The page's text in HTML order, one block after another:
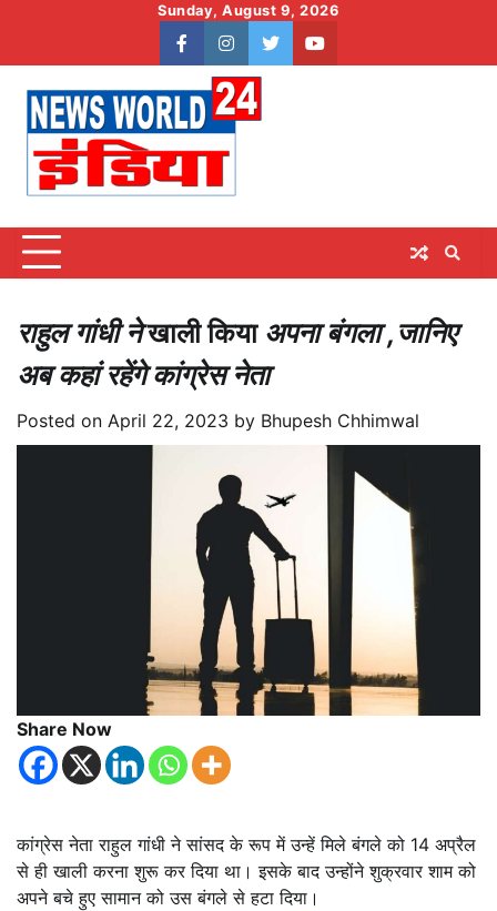
content
Sunday, August 9, 2026
facebookinstagram
twitteryoutube
राहुल गांधी नेखाली किया अपना बंगला ,जानिए
अब कहां रहेंगे कांग्रेस नेता
Posted on April 22, 2023 by Bhupesh Chhimwal
Share Now
कांग्रेस नेता राहुल गांधी ने सांसद के रूप में उन्हें मिले बंगले को 14 अप्रैल
से ही खाली करना शुरू कर दिया था। इसके बाद उन्होंने शुक्रवार शाम को
अपने बचे हुए सामान को उस बंगले से हटा दिया।